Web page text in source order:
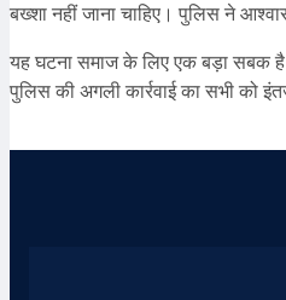
बख्शा नहीं जाना चाहिए। पुलिस ने
यह घटना समाज के लिए एक बड़ा सबक है
पुलिस की अगली कार्रवाई का सभी को